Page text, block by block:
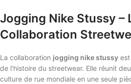
Jogging Nike Stussy –
Collaboration
La collaboration jogging nike stussy est
de l’histoire du streetwear. Elle réunit
culture de rue mondiale en une seule